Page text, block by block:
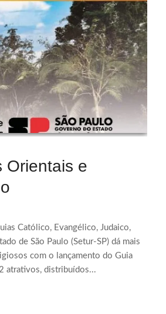
Orientais e
Católico, Evangélico, Judaico,
de São Paulo (Setur-SP) dá mais
com o lançamento do Guia
atrativos, distribuídos...